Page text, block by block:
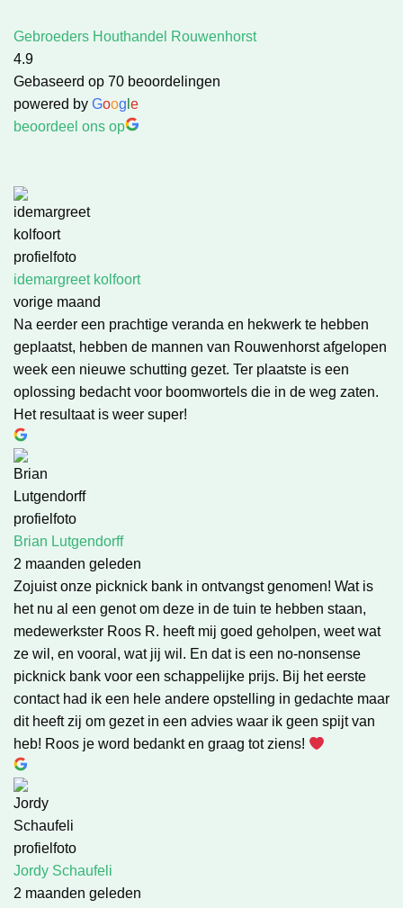
Gebroeders Houthandel Rouwenhorst
4.9
Gebaseerd op 70 beoordelingen
powered by Goog e
beoordeel ons op
idemargreet kolfoort
vorige maand
Na eerder een prachtige veranda en hekwerk te hebben
geplaatst, hebben de mannen van Rouwenhorst afgelopen
week een nieuwe schutting gezet. Ter plaatste is een
oplossing bedacht voor boomwortels die in de weg zaten.
Het resultaat is weer super!
Brian Lutgendorff
2 maanden geleden
Zojuist onze picknick bank in ontvangst genomen! Wat is
het nu al een genot om deze in de tuin te hebben staan,
medewerkster Roos R. heeft mij goed geholpen, weet wat
ze wil, en vooral, wat jij wil. En dat is een no-nonsense
picknick bank voor een schappelijke prijs. Bij het eerste
contact had ik een hele andere opstelling in gedachte maar
dit heeft zij om gezet in een advies waar ik geen spijt van
heb! Roos je word bedankt en graag tot ziens!
Jordy Schaufeli
2 maanden geleden